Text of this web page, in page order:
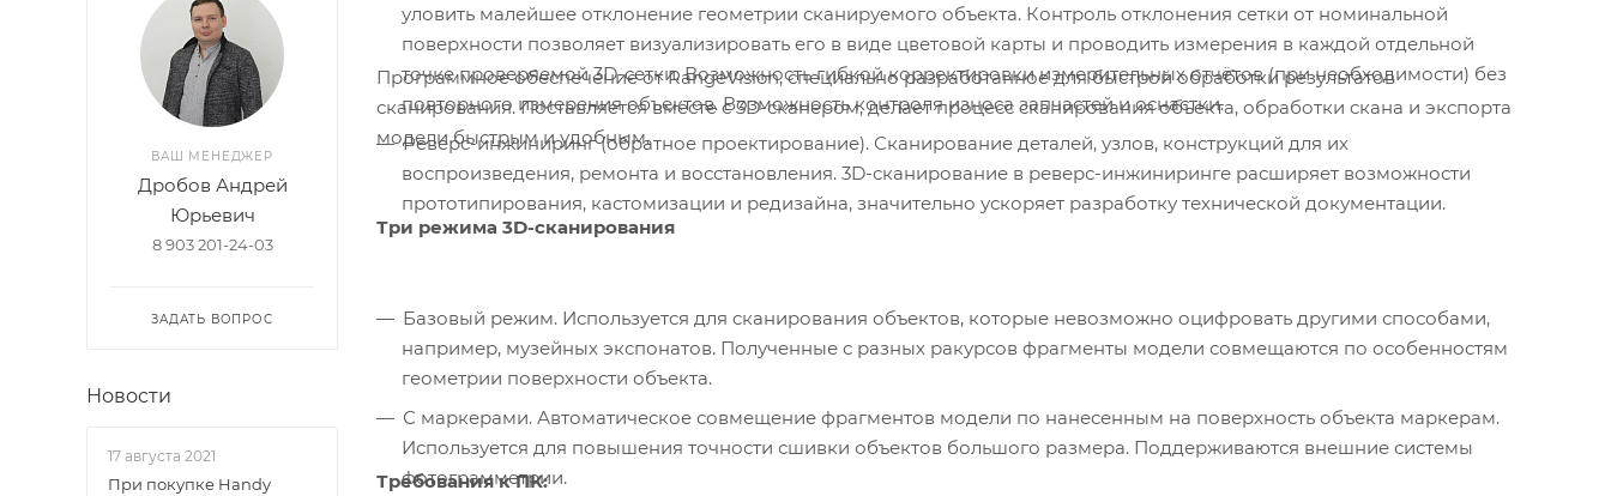
уловить малейшее отклонение геометрии сканируемого объекта. Контроль отклонения сетки от номинальной
поверхности позволяет визуализировать его в виде цветовой карты и проводить измерения в каждой отдельной
точке проверяемой 3D-сетки. Возможность гибкой корректировки измерительных отчётов (при необходимости) без
повторного измерения объектов. Возможность контроля износа запчастей и оснастки.
Реверс-инжиниринг (обратное проектирование). Сканирование деталей, узлов, конструкций для их
воспроизведения, ремонта и восстановления. 3D-сканирование в реверс-инжиниринге расширяет возможности
прототипирования, кастомизации и редизайна, значительно ускоряет разработку технической документации.
Программное обеспечение от RangeVision, специально разработанное для быстрой обработки результатов
сканирования. Поставляется вместе с 3D-сканером, делает процесс сканирования объекта, обработки скана и экспорта
модели быстрым и удобным.
Три режима 3D-сканирования
Базовый режим. Используется для сканирования объектов, которые невозможно оцифровать другими способами,
например, музейных экспонатов. Полученные с разных ракурсов фрагменты модели совмещаются по особенностям
геометрии поверхности объекта.
С маркерами. Автоматическое совмещение фрагментов модели по нанесенным на поверхность объекта маркерам.
Используется для повышения точности сшивки объектов большого размера. Поддерживаются внешние системы
фотограмметрии.
Требования к ПК:
ВАШ МЕНЕДЖЕР
Дробов Андрей
Юрьевич
8 903 201-24-03
ЗАДАТЬ ВОПРОС
Новости
17 августа 2021
При покупке Handy